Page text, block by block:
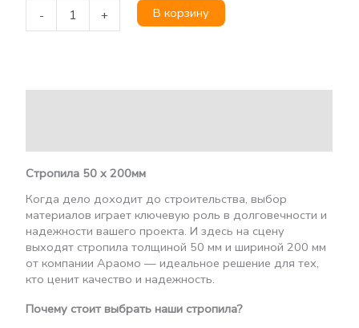
- + В корзину
Стропила 50 х 200мм
Когда дело доходит до строительства, выбор
материалов играет ключевую роль в долговечности и
надежности вашего проекта. И здесь на сцену
выходят стропила толщиной 50 мм и шириной 200 мм
от компании Араомо — идеальное решение для тех,
кто ценит качество и надежность.
Почему стоит выбрать наши стропила?